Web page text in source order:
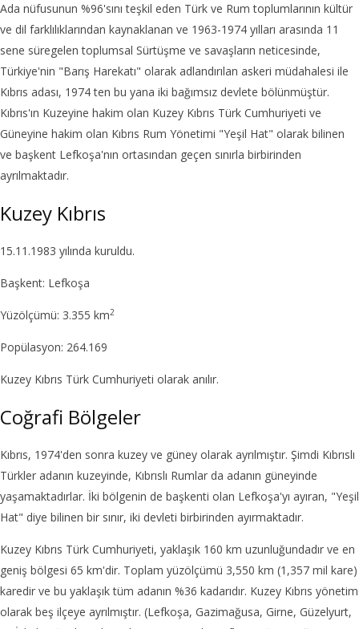
Ada nüfusunun %96'sını teşkil eden Türk ve Rum toplumlarının kültür
ve dil farklılıklarından kaynaklanan ve 1963-1974 yılları arasında 11
sene süregelen toplumsal Sürtüşme ve savaşların neticesinde,
Türkiye'nin "Barış Harekatı" olarak adlandırılan askeri müdahalesi ile
Kıbrıs adası, 1974 ten bu yana iki bağımsız devlete bölünmüştür.
Kıbrıs'ın Kuzeyine hakim olan Kuzey Kıbrıs Türk Cumhuriyeti ve
Güneyine hakim olan Kıbrıs Rum Yönetimi "Yeşil Hat" olarak bilinen
ve başkent Lefkoşa'nın ortasından geçen sınırla birbirinden
ayrılmaktadır.
Kuzey Kıbrıs
15.11.1983 yılında kuruldu.
Başkent: Lefkoşa
Yüzölçümü: 3.355 km2
Popülasyon: 264.169
Kuzey Kıbrıs Türk Cumhuriyeti olarak anılır.
Coğrafi Bölgeler
Kıbrıs, 1974'den sonra kuzey ve güney olarak ayrılmıştır. Şimdi Kıbrıslı
Türkler adanın kuzeyinde, Kıbrıslı Rumlar da adanın güneyinde
yaşamaktadırlar. İki bölgenin de başkenti olan Lefkoşa'yı ayıran, "Yeşil
Hat" diye bilinen bir sınır, iki devleti birbirinden ayırmaktadır.
Kuzey Kıbrıs Türk Cumhuriyeti, yaklaşık 160 km uzunluğundadır ve en
geniş bölgesi 65 km'dir. Toplam yüzölçümü 3,550 km (1,357 mil kare)
karedir ve bu yaklaşık tüm adanın %36 kadarıdır. Kuzey Kıbrıs yönetim
olarak beş ilçeye ayrılmıştır. (Lefkoşa, Gazimağusa, Girne, Güzelyurt,